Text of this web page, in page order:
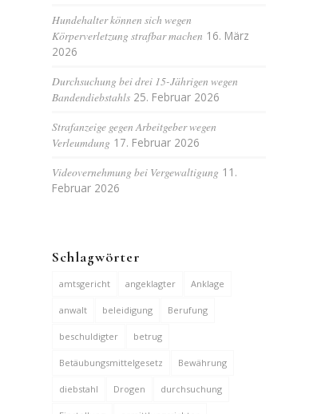
Hundehalter können sich wegen
Körperverletzung strafbar machen 16. März
2026
Durchsuchung bei drei 15-Jährigen wegen
Bandendiebstahls 25. Februar 2026
Strafanzeige gegen Arbeitgeber wegen
Verleumdung 17. Februar 2026
Videovernehmung bei Vergewaltigung 11.
Februar 2026
Schlagwörter
amtsgericht angeklagter Anklage
anwalt beleidigung Berufung
beschuldigter betrug
Betäubungsmittelgesetz Bewährung
diebstahl Drogen durchsuchung